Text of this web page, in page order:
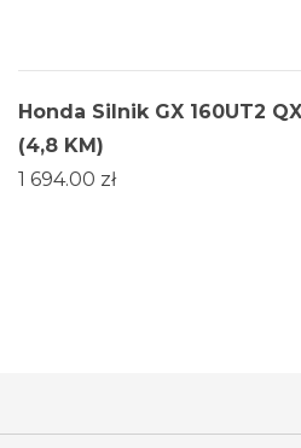
Honda Silnik GX 160UT2
(4,8 KM)
1 694.00 zł